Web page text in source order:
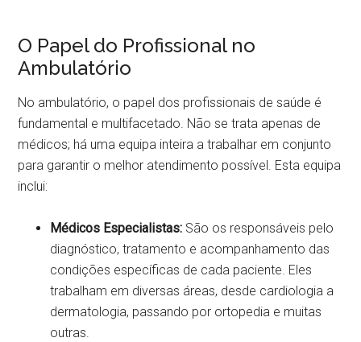
O Papel do Profissional no
Ambulatório
No ambulatório, o papel dos profissionais de saúde é
fundamental e multifacetado. Não se trata apenas de
médicos; há uma equipa inteira a trabalhar em conjunto
para garantir o melhor atendimento possível. Esta equipa
inclui:
Médicos Especialistas: São os responsáveis pelo
diagnóstico, tratamento e acompanhamento das
condições específicas de cada paciente. Eles
trabalham em diversas áreas, desde cardiologia a
dermatologia, passando por ortopedia e muitas
outras.